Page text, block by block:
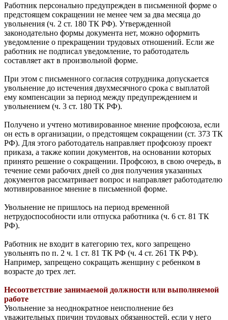
Работник персонально предупрежден в письменной форме о
предстоящем сокращении не менее чем за два месяца до
увольнения (ч. 2 ст. 180 ТК РФ). Утвержденной
законодательно формы документа нет, можно оформить
уведомление о прекращении трудовых отношений. Если же
работник не подписал уведомление, то работодатель
составляет акт в произвольной форме.
При этом с письменного согласия сотрудника допускается
увольнение до истечения двухмесячного срока с выплатой
ему компенсации за период между предупреждением и
увольнением (ч. 3 ст. 180 ТК РФ).
Получено и учтено мотивированное мнение профсоюза, если
он есть в организации, о предстоящем сокращении (ст. 373 ТК
РФ). Для этого работодатель направляет профсоюзу проект
приказа, а также копии документов, на основании которых
принято решение о сокращении. Профсоюз, в свою очередь, в
течение семи рабочих дней со дня получения указанных
документов рассматривает вопрос и направляет работодателю
мотивированное мнение в письменной форме.
Увольнение не пришлось на период временной
нетрудоспособности или отпуска работника (ч. 6 ст. 81 ТК
РФ).
Работник не входит в категорию тех, кого запрещено
увольнять по п. 2 ч. 1 ст. 81 ТК РФ (ч. 4 ст. 261 ТК РФ).
Например, запрещено сокращать женщину с ребенком в
возрасте до трех лет.
Несоответствие занимаемой должности или выполняемой
работе
Увольнение за неоднократное неисполнение без
уважительных причин трудовых обязанностей, если у него